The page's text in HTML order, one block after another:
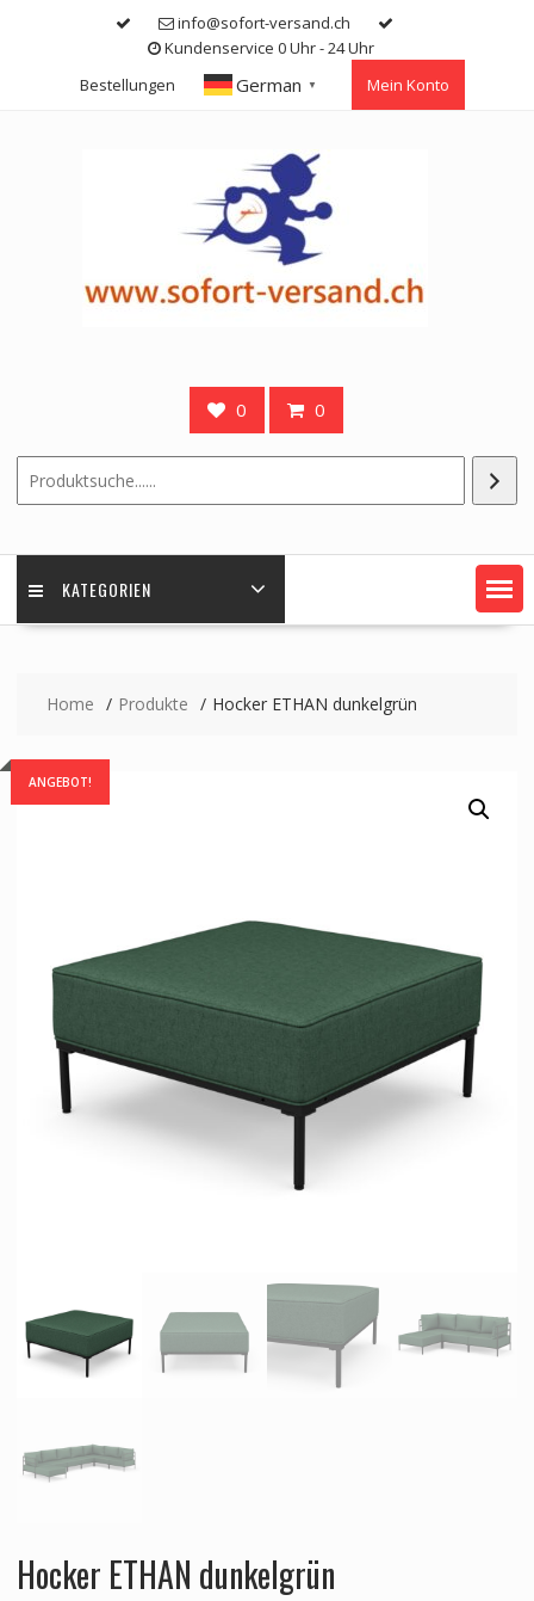
info@sofort-versand.ch
Kundenservice 0 Uhr - 24 Uhr
Bestellungen
German ▼ Mein Konto
0 0
KATEGORIEN
Home Produkte Hocker ETHAN dunkelgrün
ANGEBOT!
Hocker ETHAN dunkelgrün